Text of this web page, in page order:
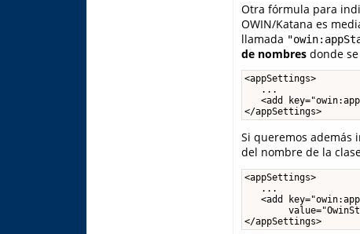
Otra fórmula para
OWIN/Katana es
llamada
de nombresdonde
<appSettings>
   ...
<add
</appSettings>
Si queremos además
del nombre de la
<appSettings>
   ...
<add
</appSettings>